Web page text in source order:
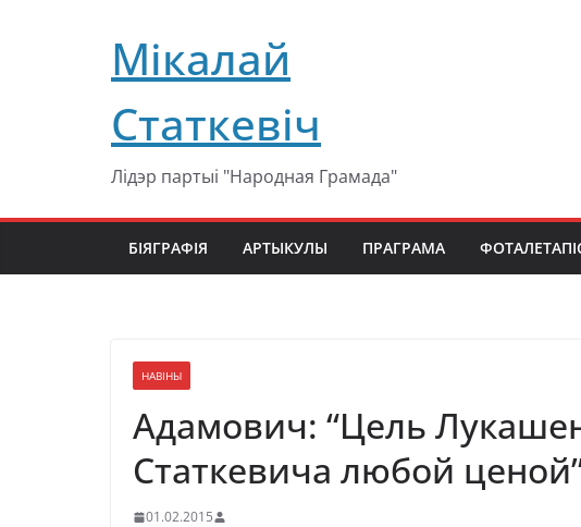
содержимомуМікалай
Статкевіч
Лідэр партыі "Народная Грамада"
БІЯГРАФІЯ АРТЫКУЛЫ ПРАГРАМА
НАВІНЫ
Адамович: “Цель
Статкевича любой
01.02.2015